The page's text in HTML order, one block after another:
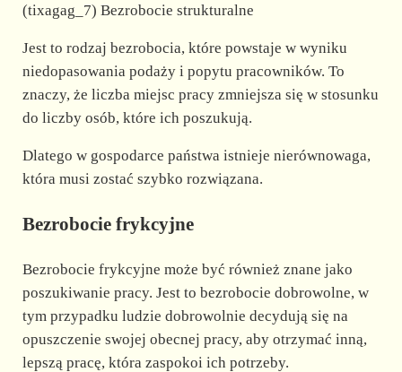
(tixagag_7) Bezrobocie strukturalne
Jest to rodzaj bezrobocia, które powstaje w wyniku
niedopasowania podaży i popytu pracowników. To
znaczy, że liczba miejsc pracy zmniejsza się w stosunku
do liczby osób, które ich poszukują.
Dlatego w gospodarce państwa istnieje nierównowaga,
która musi zostać szybko rozwiązana.
Bezrobocie frykcyjne
Bezrobocie frykcyjne może być również znane jako
poszukiwanie pracy. Jest to bezrobocie dobrowolne, w
tym przypadku ludzie dobrowolnie decydują się na
opuszczenie swojej obecnej pracy, aby otrzymać inną,
lepszą pracę, która zaspokoi ich potrzeby.